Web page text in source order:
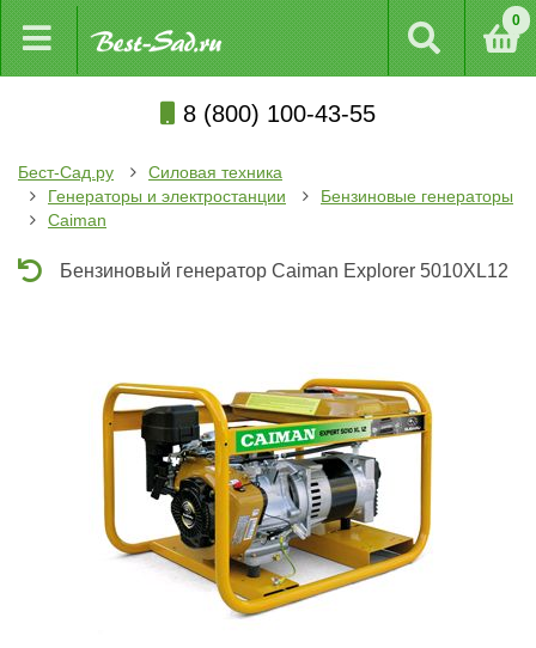
0
8 (800) 100-43-55
Бест-Сад.ру
Силовая техника
Генераторы и электростанции
Бензиновые генераторы
Caiman
Бензиновый генератор Caiman Explorer 5010XL12